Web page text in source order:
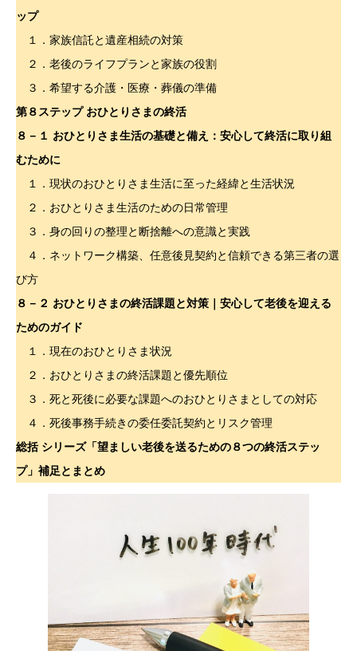
ップ
１．家族信託と遺産相続の対策
２．老後のライフプランと家族の役割
３．希望する介護・医療・葬儀の準備
第８ステップ おひとりさまの終活
８－１ おひとりさま生活の基礎と備え：安心して終活に取り組
むために
１．現状のおひとりさま生活に至った経緯と生活状況
２．おひとりさま生活のための日常管理
３．身の回りの整理と断捨離への意識と実践
４．ネットワーク構築、任意後見契約と信頼できる第三者の選
び方
８－２ おひとりさまの終活課題と対策｜安心して老後を迎える
ためのガイド
１．現在のおひとりさま状況
２．おひとりさまの終活課題と優先順位
３．死と死後に必要な課題へのおひとりさまとしての対応
４．死後事務手続きの委任委託契約とリスク管理
総括 シリーズ「望ましい老後を送るための８つの終活ステッ
プ」補足とまとめ